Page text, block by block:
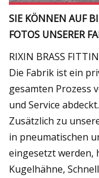
SIE KÖNNEN AUF
FOTOS UNSERER
RIXIN BRASS
Die Fabrik ist ein
gesamten Prozess
und Service abdeckt.
Zusätzlich zu
in pneumatischen
eingesetzt werden,
Kugelhähne,